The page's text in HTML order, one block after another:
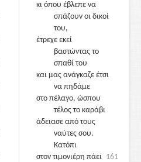
κι όπου έβλεπε να
σπάζουν οι δικοί
του,
έτρεχε εκεί
βαστώντας το
σπαθί του
και μας ανάγκαζε έτσι
να πηδάμε
στο πέλαγο, ώσπου
τέλος το καράβι
άδειασε από τους
ναύτες σου.
Κατόπι
1610
στον τιμονιέρη πάει